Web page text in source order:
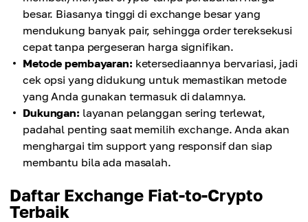
besar. Biasanya tinggi di exchange besar yang
mendukung banyak pair, sehingga order tereksekusi
cepat tanpa pergeseran harga signifikan.
Metode pembayaran: ketersediaannya bervariasi, jadi
cek opsi yang didukung untuk memastikan metode
yang Anda gunakan termasuk di dalamnya.
Dukungan: layanan pelanggan sering terlewat,
padahal penting saat memilih exchange. Anda akan
menghargai tim support yang responsif dan siap
membantu bila ada masalah.
Daftar Exchange Fiat-to-Crypto
Terbaik